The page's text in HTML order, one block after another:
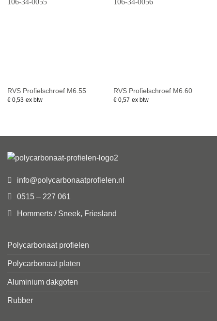
RVS Profielschroef M6.55
€0,53 ex btw
RVS Profielschroef M6.60
€0,57 ex btw
info@polycarbonaatprofielen.nl
0515 – 227 061
Hommerts / Sneek, Friesland
Polycarbonaat profielen
Polycarbonaat platen
Aluminium dakgoten
Rubber